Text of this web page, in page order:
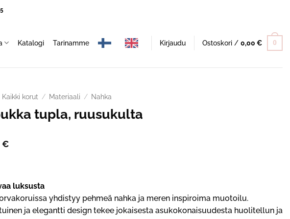
Katalogi Tarinamme Kirjaudu Ostoskori /0,00€ 0
Kaikki korut / Materiaali / Nahka
tupla, ruusukulta
€
luksusta
yhdistyy pehmeä nahka ja meren inspiroima muotoilu.
ja elegantti design tekee jokaisesta asukokonaisuudesta huolitellun ja